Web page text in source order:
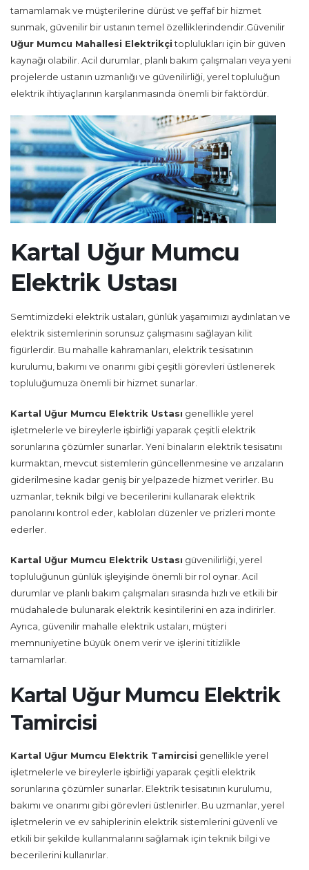
tamamlamak ve müşterilerine dürüst ve şeffaf bir hizmet
sunmak, güvenilir bir ustanın temel özelliklerindendir.Güvenilir
Uğur Mumcu Mahallesi Elektrikçitoplulukları için bir güven
kaynağı olabilir. Acil durumlar, planlı bakım çalışmaları veya yeni
projelerde ustanın uzmanlığı ve güvenilirliği, yerel topluluğun
elektrik ihtiyaçlarının karşılanmasında önemli bir faktördür.
Kartal Uğur Mumcu
Elektrik Ustası
Semtimizdeki elektrik ustaları, günlük yaşamımızı aydınlatan ve
elektrik sistemlerinin sorunsuz çalışmasını sağlayan kilit
figürlerdir. Bu mahalle kahramanları, elektrik tesisatının
kurulumu, bakımı ve onarımı gibi çeşitli görevleri üstlenerek
topluluğumuza önemli bir hizmet sunarlar.
Kartal Uğur Mumcu Elektrik Ustası genellikle yerel
işletmelerle ve bireylerle işbirliği yaparak çeşitli elektrik
sorunlarına çözümler sunarlar. Yeni binaların elektrik tesisatını
kurmaktan, mevcut sistemlerin güncellenmesine ve arızaların
giderilmesine kadar geniş bir yelpazede hizmet verirler. Bu
uzmanlar, teknik bilgi ve becerilerini kullanarak elektrik
panolarını kontrol eder, kabloları düzenler ve prizleri monte
ederler.
Kartal Uğur Mumcu Elektrik Ustası güvenilirliği, yerel
topluluğunun günlük işleyişinde önemli bir rol oynar. Acil
durumlar ve planlı bakım çalışmaları sırasında hızlı ve etkili bir
müdahalede bulunarak elektrik kesintilerini en aza indirirler.
Ayrıca, güvenilir mahalle elektrik ustaları, müşteri
memnuniyetine büyük önem verir ve işlerini titizlikle
tamamlarlar.
Kartal Uğur Mumcu Elektrik
Tamircisi
Kartal Uğur Mumcu Elektrik Tamircisi genellikle yerel
işletmelerle ve bireylerle işbirliği yaparak çeşitli elektrik
sorunlarına çözümler sunarlar. Elektrik tesisatının kurulumu,
bakımı ve onarımı gibi görevleri üstlenirler. Bu uzmanlar, yerel
işletmelerin ve ev sahiplerinin elektrik sistemlerini güvenli ve
etkili bir şekilde kullanmalarını sağlamak için teknik bilgi ve
becerilerini kullanırlar.